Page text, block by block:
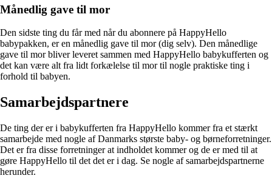
Månedlig gave til mor
Den sidste ting du får med når du abonnere på HappyHello
babypakken, er en månedlig gave til mor (dig selv). Den månedlige
gave til mor bliver leveret sammen med HappyHello babykufferten og
det kan være alt fra lidt forkælelse til mor til nogle praktiske ting i
forhold til babyen.
Samarbejdspartnere
De ting der er i babykufferten fra HappyHello kommer fra et stærkt
samarbejde med nogle af Danmarks største baby- og børneforretninger.
Det er fra disse forretninger at indholdet kommer og de er med til at
gøre HappyHello til det det er i dag. Se nogle af samarbejdspartnerne
herunder.